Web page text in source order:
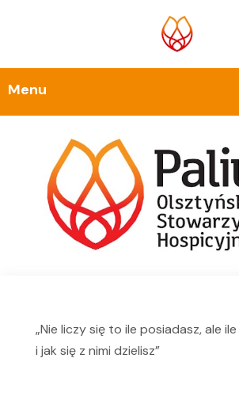
„Nie liczy się to ile posiadasz, ale
i jak się z nimi dzielisz”